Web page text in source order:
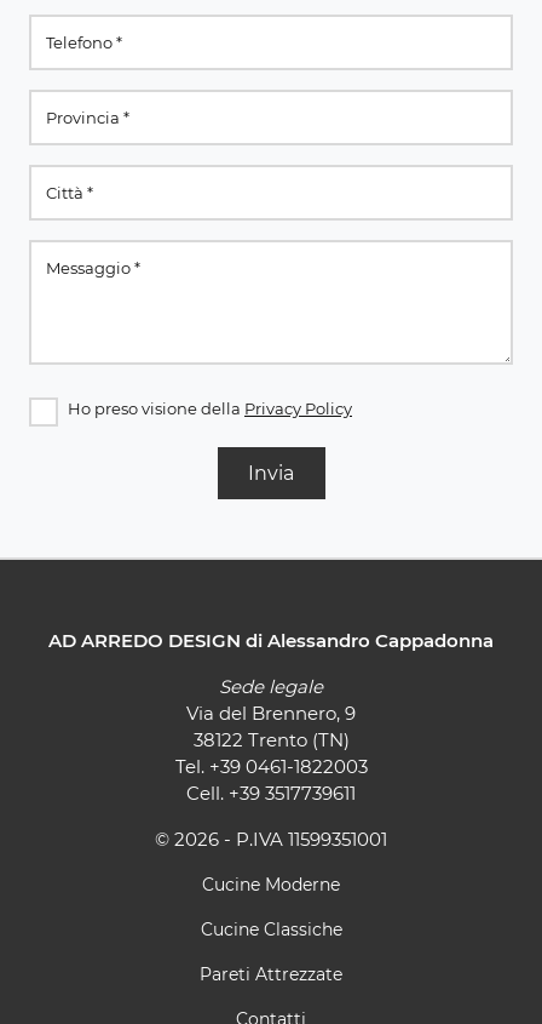
Ho preso visione della Privacy Policy
Invia
AD ARREDO DESIGN di Alessandro Cappadonna
Sede legale
Via del Brennero, 9
38122 Trento (TN)
Tel. +39 0461-1822003
Cell. +39 3517739611
© 2026 - P.IVA 11599351001
Cucine Moderne
Cucine Classiche
Pareti Attrezzate
Contatti